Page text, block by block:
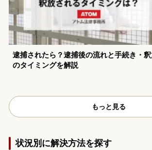
逮捕されたら？逮捕後の流れと手続き・
のタイミングを解説
もっと見る
状況別に解決方法を探す